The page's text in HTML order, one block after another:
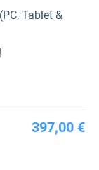
Tablet &
397,00 €